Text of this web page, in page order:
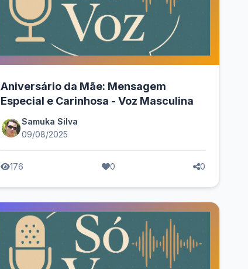
Aniversário da Mãe: Mensagem
Especial e Carinhosa - Voz Masculina
Samuka Silva
09/08/2025
176 0 0